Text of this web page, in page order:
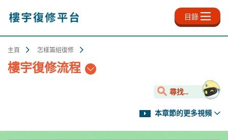
內
目錄
主頁 怎樣籌組復修
樓宇復修流程
尋找...
本章節的更多視頻